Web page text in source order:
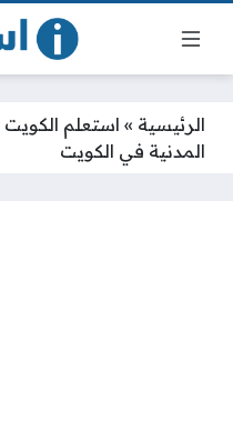
الرئيسية » استعلم الكويت
المدنية في الكويت